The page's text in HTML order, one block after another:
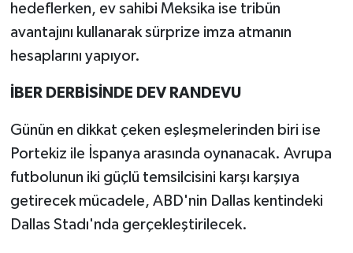
hedeflerken, ev sahibi Meksika ise tribün
avantajını kullanarak sürprize imza atmanın
hesaplarını yapıyor.
İBER DERBİSİNDE DEV RANDEVU
Günün en dikkat çeken eşleşmelerinden biri ise
Portekiz ile İspanya arasında oynanacak. Avrupa
futbolunun iki güçlü temsilcisini karşı karşıya
getirecek mücadele, ABD'nin Dallas kentindeki
Dallas Stadı'nda gerçekleştirilecek.